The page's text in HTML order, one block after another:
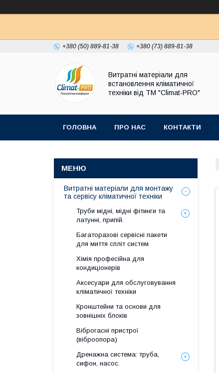
+380 (50) 889-81-38 +380 (73) 889-81-38
Витратні матеріали для
встановлення кліматичної
техніки від ТМ "Climat-PRO"
ГОЛОВНА ПРО НАС КОНТАКТИ
Витратні матеріали для монтажу
та сервісу кліматичної техніки
Труби мідні, мідні фітинги та
латунні, припій.
Багаторазові сервісні пакети
для миття спліт систем
Хімія професійна для
кондиціонерів
Аксесуари для обслуговування
кліматичної техніки
Кронштейни та основи для
зовнішніх блоків
Віброгасні пристрої
(віброопора)
Дренажна система: труба,
сифон, насос.